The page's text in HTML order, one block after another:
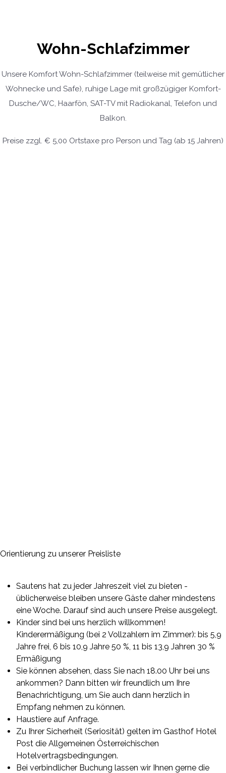
Wohn-Schlafzimmer
Unsere Komfort Wohn-Schlafzimmer (teilweise mit gemütlicher
Wohnecke und Safe), ruhige Lage mit großzügiger Komfort-
Dusche/WC, Haarfön, SAT-TV mit Radiokanal, Telefon und
Balkon.
Preise zzgl. € 5,00 Ortstaxe pro Person und Tag (ab 15 Jahren)
Orientierung zu unserer Preisliste
Sautens hat zu jeder Jahreszeit viel zu bieten -
üblicherweise bleiben unsere Gäste daher mindestens
eine Woche. Darauf sind auch unsere Preise ausgelegt.
Kinder sind bei uns herzlich willkommen!
Kinderermäßigung (bei 2 Vollzahlern im Zimmer): bis 5,9
Jahre frei, 6 bis 10,9 Jahre 50 %, 11 bis 13,9 Jahren 30 %
Ermäßigung
Sie können absehen, dass Sie nach 18.00 Uhr bei uns
ankommen? Dann bitten wir freundlich um Ihre
Benachrichtigung, um Sie auch dann herzlich in
Empfang nehmen zu können.
Haustiere auf Anfrage.
Zu Ihrer Sicherheit (Seriosität) gelten im Gasthof Hotel
Post die Allgemeinen Österreichischen
Hotelvertragsbedingungen.
Bei verbindlicher Buchung lassen wir Ihnen gerne die